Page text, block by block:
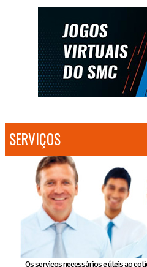
SERVIÇOS
Os serviços necessários e úteis ao